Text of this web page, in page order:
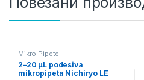
Mikro Pipete
2–20 µL podesiva
mikropipeta Nichiryo LE